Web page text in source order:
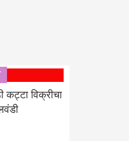
कट्टा विक्रीचा